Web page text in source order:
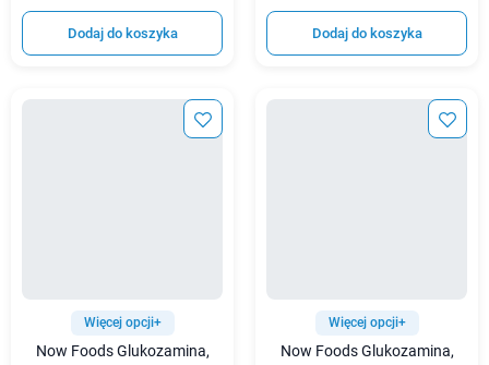
Dodaj do koszyka Dodaj do koszyka
Więcej opcji+
Now Foods Glukozamina,
Więcej opcji+
Now Foods Glukozamina,